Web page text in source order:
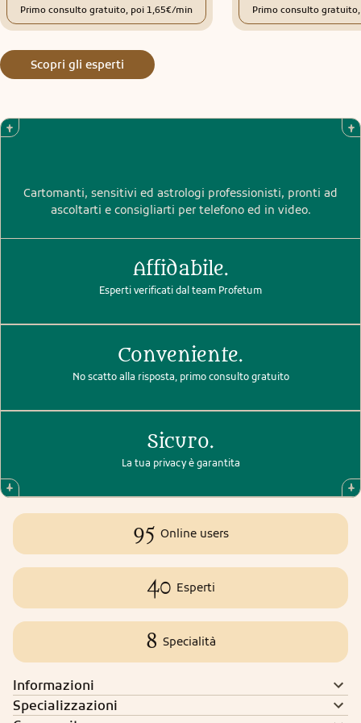
Primo consulto gratuito, poi 1,65€/min Primo consulto
Scopri gli esperti
Cartomanti, sensitivi ed astrologi professionisti, pronti ad
ascoltarti e consigliarti per telefono ed in video.
Affidabile.
Esperti verificati dal team Profetum
Conveniente.
No scatto alla risposta, primo consulto gratuito
Sicuro.
La tua privacy è garantita
95 Online users
40 Esperti
8 Specialità
Informazioni
Specializzazioni